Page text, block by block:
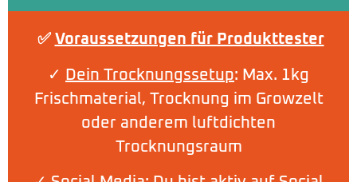
✅ Voraussetzungen für Produkttester
✓ Dein Trocknungssetup: Max. 1kg
Frischmaterial, Trocknung im Growzelt
oder anderem luftdichten
Trocknungsraum